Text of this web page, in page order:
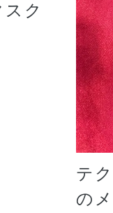
ク
テ
の